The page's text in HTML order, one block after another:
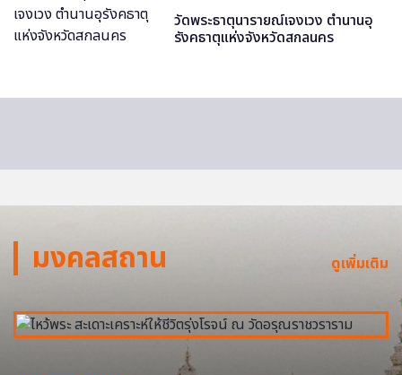
วัดพระธาตุนารายณ์เจงเวง ตำนานอุ
รังคธาตุแห่งจังหวัดสกลนคร
มงคลสถาน ดูเพิ่มเติม